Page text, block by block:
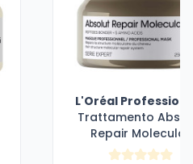
L'Oréal
Trattamento
Repair Molecular